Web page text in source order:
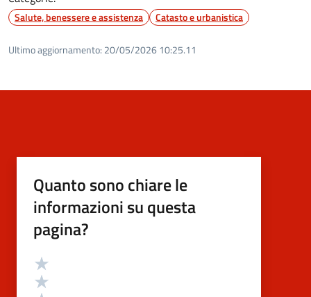
Salute, benessere e assistenza Catasto e urbanistica
Ultimo aggiornamento: 20/05/2026 10:25.11
Quanto sono chiare le
informazioni su questa
pagina?
Valutazione